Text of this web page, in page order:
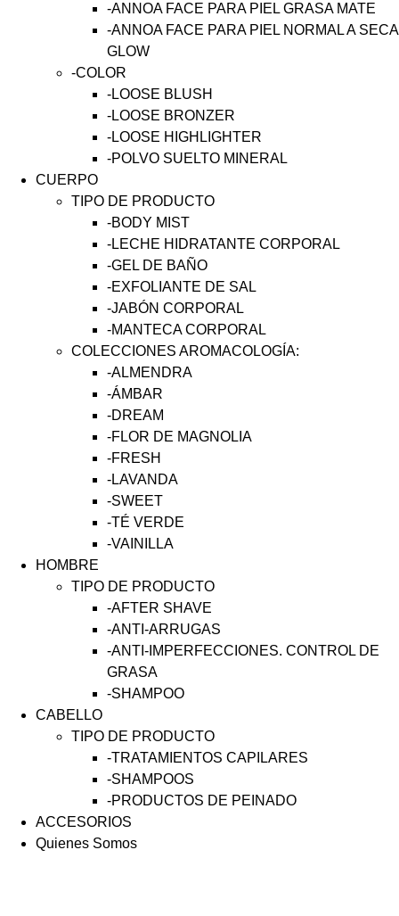
-ANNOA FACE PARA PIEL GRASA MATE
-ANNOA FACE PARA PIEL NORMAL A SECA
GLOW
-COLOR
-LOOSE BLUSH
-LOOSE BRONZER
-LOOSE HIGHLIGHTER
-POLVO SUELTO MINERAL
CUERPO
TIPO DE PRODUCTO
-BODY MIST
-LECHE HIDRATANTE CORPORAL
-GEL DE BAÑO
-EXFOLIANTE DE SAL
-JABÓN CORPORAL
-MANTECA CORPORAL
COLECCIONES AROMACOLOGÍA:
-ALMENDRA
-ÁMBAR
-DREAM
-FLOR DE MAGNOLIA
-FRESH
-LAVANDA
-SWEET
-TÉ VERDE
-VAINILLA
HOMBRE
TIPO DE PRODUCTO
-AFTER SHAVE
-ANTI-ARRUGAS
-ANTI-IMPERFECCIONES. CONTROL DE
GRASA
-SHAMPOO
CABELLO
TIPO DE PRODUCTO
-TRATAMIENTOS CAPILARES
-SHAMPOOS
-PRODUCTOS DE PEINADO
ACCESORIOS
Quienes Somos